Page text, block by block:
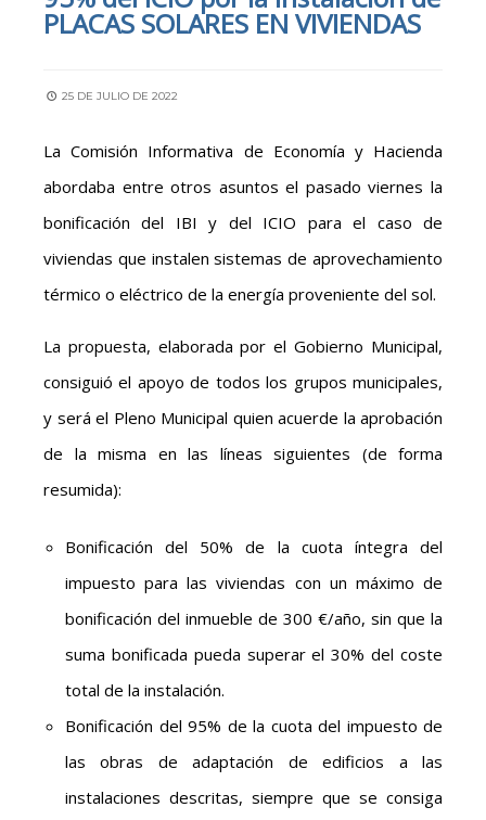
PLACAS SOLARES EN VIVIENDAS
25 DE JULIO DE 2022
La Comisión Informativa de Economía y Hacienda
abordaba entre otros asuntos el pasado viernes la
bonificación del IBI y del ICIO para el caso de
viviendas que instalen sistemas de aprovechamiento
térmico o eléctrico de la energía proveniente del sol.
La propuesta, elaborada por el Gobierno Municipal,
consiguió el apoyo de todos los grupos municipales,
y será el Pleno Municipal quien acuerde la aprobación
de la misma en las líneas siguientes (de forma
resumida):
Bonificación del 50% de la cuota íntegra del
impuesto para las viviendas con un máximo de
bonificación del inmueble de 300 €/año, sin que la
suma bonificada pueda superar el 30% del coste
total de la instalación.
Bonificación del 95% de la cuota del impuesto de
las obras de adaptación de edificios a las
instalaciones descritas, siempre que se consiga